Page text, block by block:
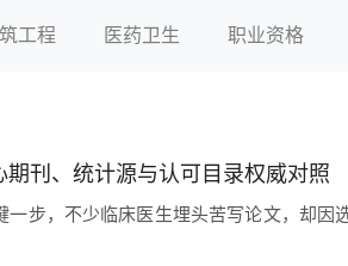
工程 医药卫生 职业资格
刊、统计源与认可目录权威对照
步，不少临床医生埋头苦写论文，却因